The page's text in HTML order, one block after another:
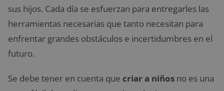
sus hijos. Cada día se esfuerzan para entregarles las
herramientas necesarias que tanto necesitan para
enfrentar grandes obstáculos e incertidumbres en el
futuro.
Se debe tener en cuenta que criar a niños no es una